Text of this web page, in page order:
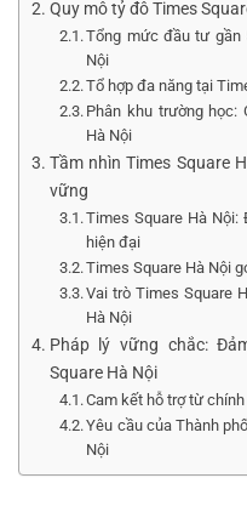
Quy mô tỷ đô Times
Tổng mức đầu tư gần
Nội
Tổ hợp đa năng tại
Phân khu trường học:
Hà Nội
Tầm nhìn Times Square
vững
Times Square Hà
hiện đại
Times Square Hà Nội
Vai trò Times Square
Hà Nội
Pháp lý vững chắc:
Square Hà Nội
Cam kết hỗ trợ từ
Yêu cầu của Thành
Nội